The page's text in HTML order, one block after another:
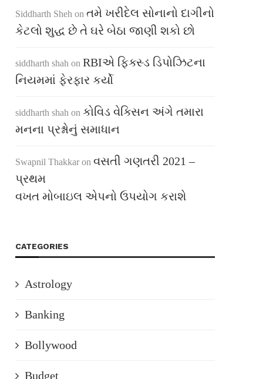
Siddharth Sheh on તમે ખરીદેલ સોનાનો દાગીનો
કેટલો શુદ્ધ છે તે ઘરે બેઠા જાણી શકો છો
siddharth shah on RBIએ ફિક્સ્ડ ડિપોઝિટના
નિયમમાં ફેરફાર કર્યો
siddharth shah on કોવિડ વેક્સિન અંગે તમારા
મનના પ્રશ્નોનું સમાધાન
Swapnil Thakkar on વસતી ગણતરી 2021 –
પ્રથમ
વખત મોબાઇલ એપનો ઉપયોગ કરાશે
CATEGORIES
Astrology
Banking
Bollywood
Budget